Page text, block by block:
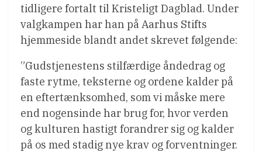
tidligere fortalt til Kristeligt Dagblad. Under
valgkampen har han på Aarhus Stifts
hjemmeside blandt andet skrevet følgende:
”Gudstjenestens stilfærdige åndedrag og
faste rytme, teksterne og ordene kalder på
en eftertænksomhed, som vi måske mere
end nogensinde har brug for, hvor verden
og kulturen hastigt forandrer sig og kalder
på os med stadig nye krav og forventninger.